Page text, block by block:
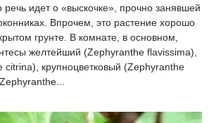
речь идет о «выскочке», прочно занявшей
Впрочем, это растение хорошо
грунте. В комнате, в основном,
желтейший (Zephyranthe flavissima),
citrina), крупноцветковый (Zephyranthe